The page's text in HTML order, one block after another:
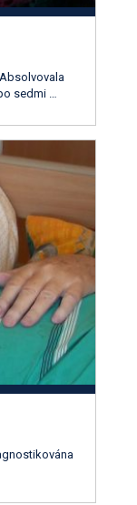
sedmi …